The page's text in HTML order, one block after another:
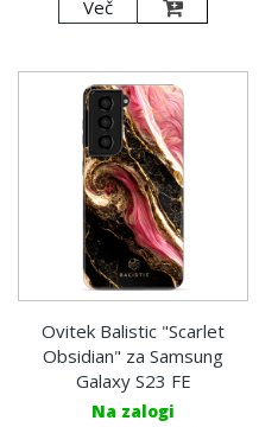
Več
Ovitek Balistic "Scarlet
Obsidian" za Samsung
Galaxy S23 FE
Na zalogi